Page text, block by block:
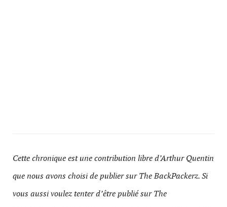
Cette chronique est une contribution libre d’Arthur Quentin
que nous avons choisi de publier sur The BackPackerz. Si
vous aussi voulez tenter d’être publié sur The